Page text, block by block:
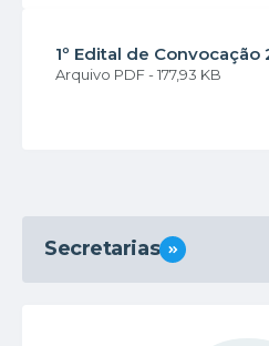
1º Edital de
PDF 177,93 KB
Secretarias